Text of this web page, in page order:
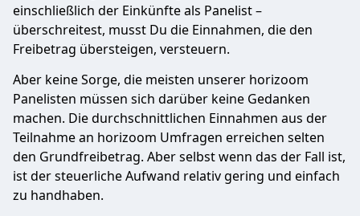
einschließlich der Einkünfte als Panelist –
überschreitest, musst Du die Einnahmen, die den
Freibetrag übersteigen, versteuern.
Aber keine Sorge, die meisten unserer horizoom
Panelisten müssen sich darüber keine Gedanken
machen. Die durchschnittlichen Einnahmen aus der
Teilnahme an horizoom Umfragen erreichen selten
den Grundfreibetrag. Aber selbst wenn das der Fall ist,
ist der steuerliche Aufwand relativ gering und einfach
zu handhaben.